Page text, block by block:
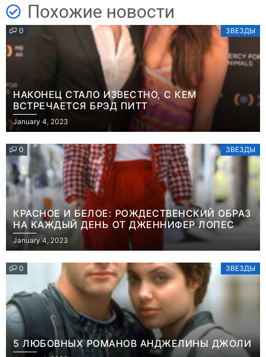
Похожие новости
0 ЗВЕЗДЫ
НАКОНЕЦ СТАЛО ИЗВЕСТНО, С КЕМ
ВСТРЕЧАЕТСЯ БРЭД ПИТТ
January 4, 2023
0 ЗВЕЗДЫ
КРАСНОЕ И БЕЛОЕ: РОЖДЕСТВЕНСКИЙ ОБРАЗ
НА КАЖДЫЙ ДЕНЬ ОТ ДЖЕННИФЕР ЛОПЕС
January 4, 2023
0 ЗВЕЗДЫ
5 ЛЮБОВНЫХ РОМАНОВ АНДЖЕЛИНЫ ДЖОЛИ